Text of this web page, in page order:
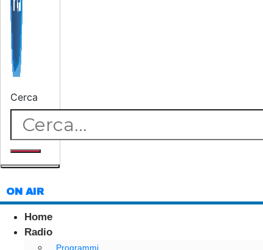
Cerca
ON AIR
Home
Radio
Programmi